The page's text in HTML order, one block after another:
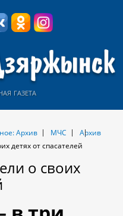
газета
Архив МЧС
Архив
детях от спасателей
о своих